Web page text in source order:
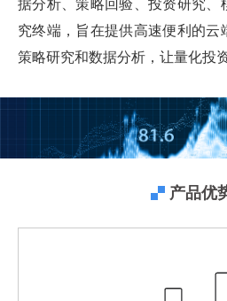
据分析、策略回验、投资研究、
究终端，旨在提供高速便利的云
策略研究和数据分析，让量化投
产品优